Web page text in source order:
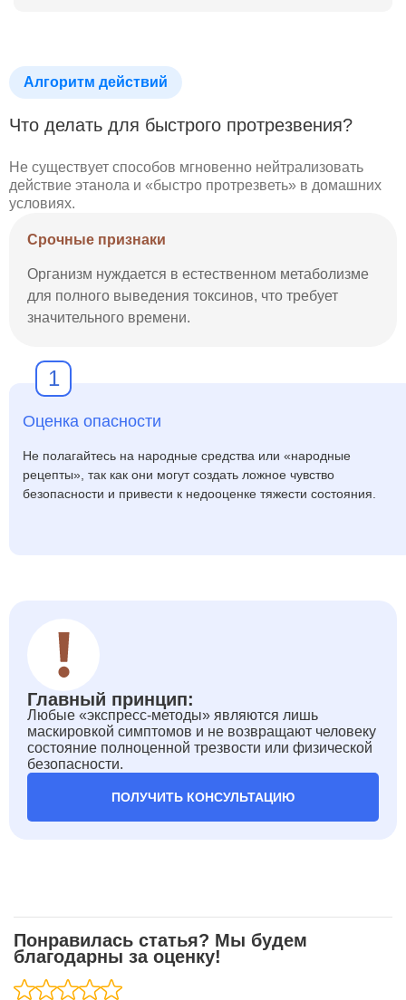
Алгоритм действий
Что делать для быстрого протрезвения?
Не существует способов мгновенно нейтрализовать
действие этанола и «быстро протрезветь» в домашних
условиях.
Срочные признаки
Организм нуждается в естественном метаболизме
для полного выведения токсинов, что требует
значительного времени.
1
Оценка опасности
Не полагайтесь на народные средства или «народные
рецепты», так как они могут создать ложное чувство
безопасности и привести к недооценке тяжести состояния.
Главный принцип:
Любые «экспресс-методы» являются лишь
маскировкой симптомов и не возвращают человеку
состояние полноценной трезвости или физической
безопасности.
ПОЛУЧИТЬ КОНСУЛЬТАЦИЮ
Понравилась статья? Мы будем
благодарны за оценку!